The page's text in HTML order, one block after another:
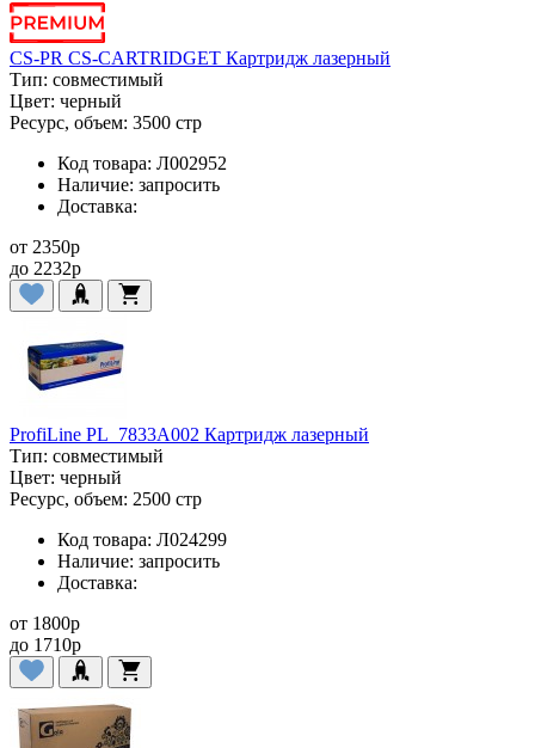
CS-PR CS-CARTRIDGET Картридж лазерный
Тип: совместимый
Цвет: черный
Ресурс, объем: 3500 стр
Код товара: Л002952
Наличие: запросить
Доставка:
от 2350p
до 2232p
ProfiLine PL_7833A002 Картридж лазерный
Тип: совместимый
Цвет: черный
Ресурс, объем: 2500 стр
Код товара: Л024299
Наличие: запросить
Доставка:
от 1800p
до 1710p